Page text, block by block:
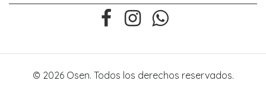
© 2026 Osen. Todos los derechos reservados.